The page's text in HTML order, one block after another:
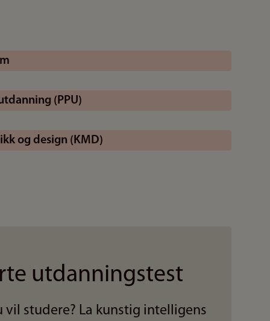
(PPU)
og design (KMD)
utdanningstest
vil studere? La kunstig intelligens